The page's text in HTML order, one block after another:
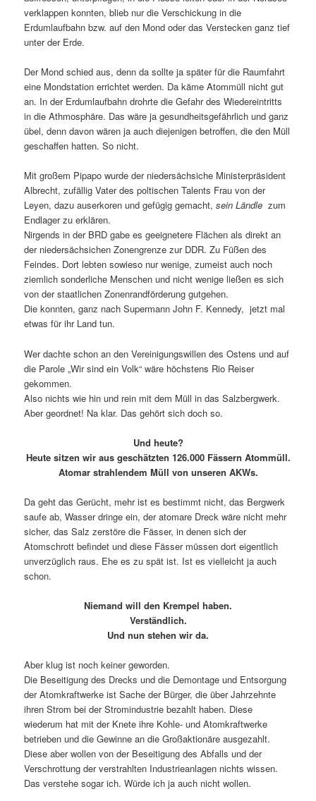
verklappen konnten, blieb nur die Verschickung in die
Erdumlaufbahn bzw. auf den Mond oder das Verstecken ganz tief
unter der Erde.
Der Mond schied aus, denn da sollte ja später für die Raumfahrt
eine Mondstation errichtet werden. Da käme Atommüll nicht gut
an. In der Erdumlaufbahn drohrte die Gefahr des Wiedereintritts
in die Athmosphäre. Das wäre ja gesundheitsgefährlich und ganz
übel, denn davon wären ja auch diejenigen betroffen, die den Müll
geschaffen hatten. So nicht.
Mit großem Pipapo wurde der niedersächsiche Ministerpräsident
Albrecht, zufällig Vater des poltischen Talents Frau von der
Leyen, dazu auserkoren und gefügig gemacht,sein Ländle zum
Endlager zu erklären.
Nirgends in der BRD gabe es geeignetere Flächen als direkt an
der niedersächsichen Zonengrenze zur DDR. Zu Füßen des
Feindes. Dort lebten sowieso nur wenige, zumeist auch noch
ziemlich sonderliche Menschen und nicht wenige ließen es sich
von der staatlichen Zonenrandförderung gutgehen.
Die konnten, ganz nach Supermann John F. Kennedy, jetzt mal
etwas für ihr Land tun.
Wer dachte schon an den Vereinigungswillen des Ostens und auf
die Parole „Wir sind ein Volk“ wäre höchstens Rio Reiser
gekommen.
Also nichts wie hin und rein mit dem Müll in das Salzbergwerk.
Aber geordnet! Na klar. Das gehört sich doch so.
Und heute?
Heute sitzen wir aus geschätzten 126.000 Fässern Atommüll.
Atomar strahlendem Müll von unseren AKWs.
Da geht das Gerücht, mehr ist es bestimmt nicht, das Bergwerk
saufe ab, Wasser dringe ein, der atomare Dreck wäre nicht mehr
sicher, das Salz zerstöre die Fässer, in denen sich der
Atomschrott befindet und diese Fässer müssen dort eigentlich
unverzüglich raus. Ehe es zu spät ist. Ist es vielleicht ja auch
schon.
Niemand will den Krempel haben.
Verständlich.
Und nun stehen wir da.
Aber klug ist noch keiner geworden.
Die Beseitigung des Drecks und die Demontage und Entsorgung
der Atomkraftwerke ist Sache der Bürger, die über Jahrzehnte
ihren Strom bei der Stromindustrie bezahlt haben. Diese
wiederum hat mit der Knete ihre Kohle- und Atomkraftwerke
betrieben und die Gewinne an die Großaktionäre ausgezahlt.
Diese aber wollen von der Beseitigung des Abfalls und der
Verschrottung der verstrahlten Industrieanlagen nichts wissen.
Das verstehe sogar ich. Würde ich ja auch nicht wollen.